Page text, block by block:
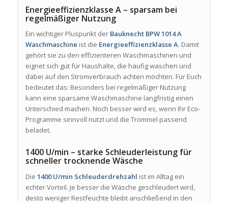
Energieeffizienzklasse A – sparsam bei
regelmäßiger Nutzung
Ein wichtiger Pluspunkt der Bauknecht BPW 1014 A
Waschmaschine ist die Energieeffizienzklasse A. Damit
gehört sie zu den effizienteren Waschmaschinen und
eignet sich gut für Haushalte, die häufig waschen und
dabei auf den Stromverbrauch achten möchten. Für Euch
bedeutet das: Besonders bei regelmäßiger Nutzung
kann eine sparsame Waschmaschine langfristig einen
Unterschied machen. Noch besser wird es, wenn Ihr Eco-
Programme sinnvoll nutzt und die Trommel passend
beladet.
1400 U/min – starke Schleuderleistung für
schneller trocknende Wäsche
Die 1400 U/min Schleuderdrehzahl ist im Alltag ein
echter Vorteil. Je besser die Wäsche geschleudert wird,
desto weniger Restfeuchte bleibt anschließend in den